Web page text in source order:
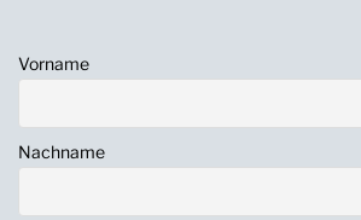
Vorname
Nachname